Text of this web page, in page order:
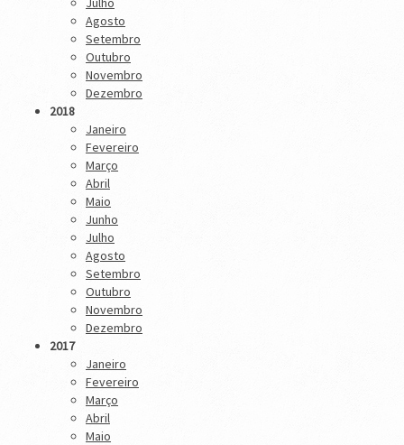
Agosto
Setembro
Outubro
Novembro
Dezembro
2018
Janeiro
Fevereiro
Março
Abril
Maio
Junho
Julho
Agosto
Setembro
Outubro
Novembro
Dezembro
2017
Janeiro
Fevereiro
Março
Abril
Maio